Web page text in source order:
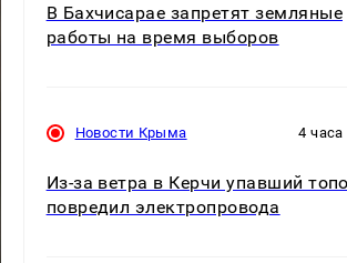
В Бахчисарае запретят земляные
работы на время выборов
Новости Крыма 4
Из-за ветра в Керчи упавший
повредил электропровода